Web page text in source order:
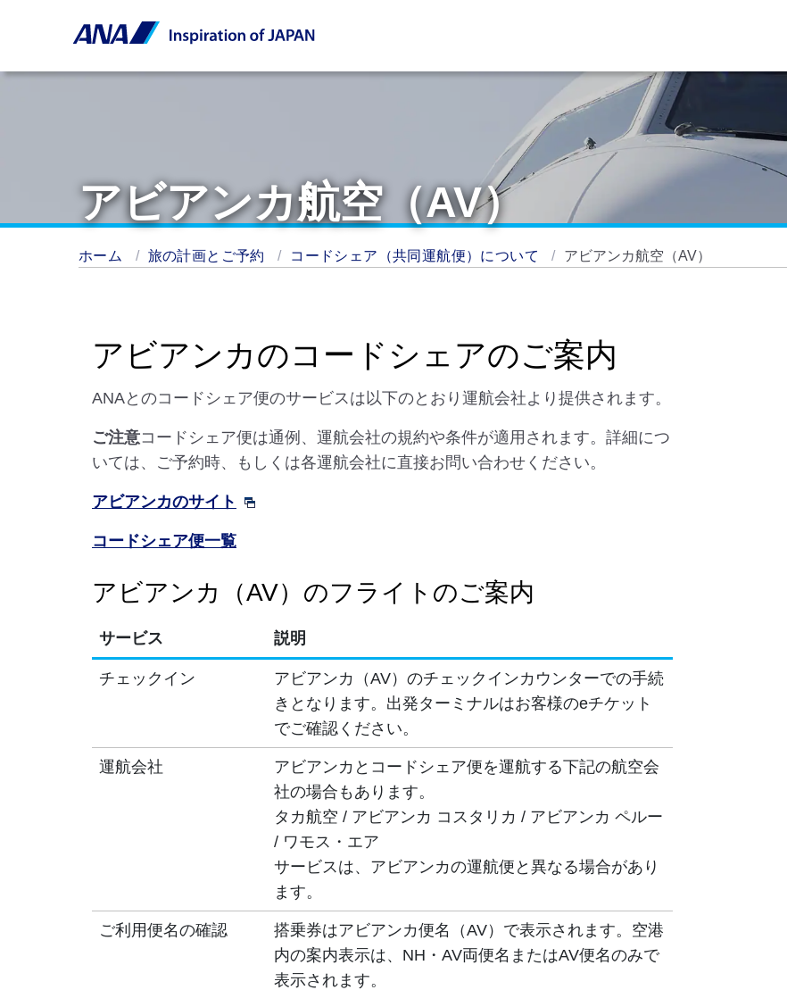
アビアンカ航空（AV）
ホーム 旅の計画とご予約 コードシェア（共同運航便）について アビアンカ航空（AV）
アビアンカのコードシェアのご案内
ANAとのコードシェア便のサービスは以下のとおり運航会社より提供されます。
ご注意コードシェア便は通例、運航会社の規約や条件が適用されます。詳細につ
いては、ご予約時、もしくは各運航会社に直接お問い合わせください。
アビアンカのサイト
コードシェア便一覧
アビアンカ（AV）のフライトのご案内
サービス 説明
チェックイン
アビアンカ（AV）のチェックインカウンターでの手続
きとなります。出発ターミナルはお客様のeチケット
でご確認ください。
運航会社
アビアンカとコードシェア便を運航する下記の航空会
社の場合もあります。
タカ航空 / アビアンカ コスタリカ / アビアンカ​ ペルー
/ ワモス・エア
サービスは、アビアンカの運航便と異なる場合があり
ます。
ご利用便名の確認
搭乗券はアビアンカ便名（AV）で表示されます。空港
内の案内表示は、NH・AV両便名またはAV便名のみで
表示されます。